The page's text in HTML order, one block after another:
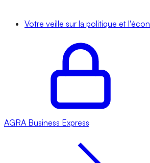
Votre veille sur la politique et
AGRA Business Express